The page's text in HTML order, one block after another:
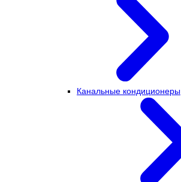
Канальные кондиционеры